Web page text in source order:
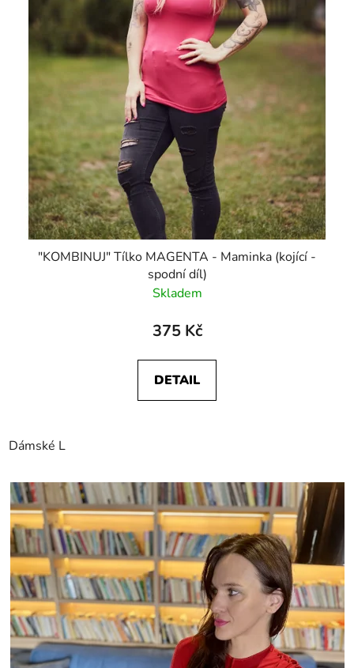
"KOMBINUJ" Tílko MAGENTA - Maminka (kojící -
spodní díl)
Skladem
375 Kč
DETAIL
Dámské L